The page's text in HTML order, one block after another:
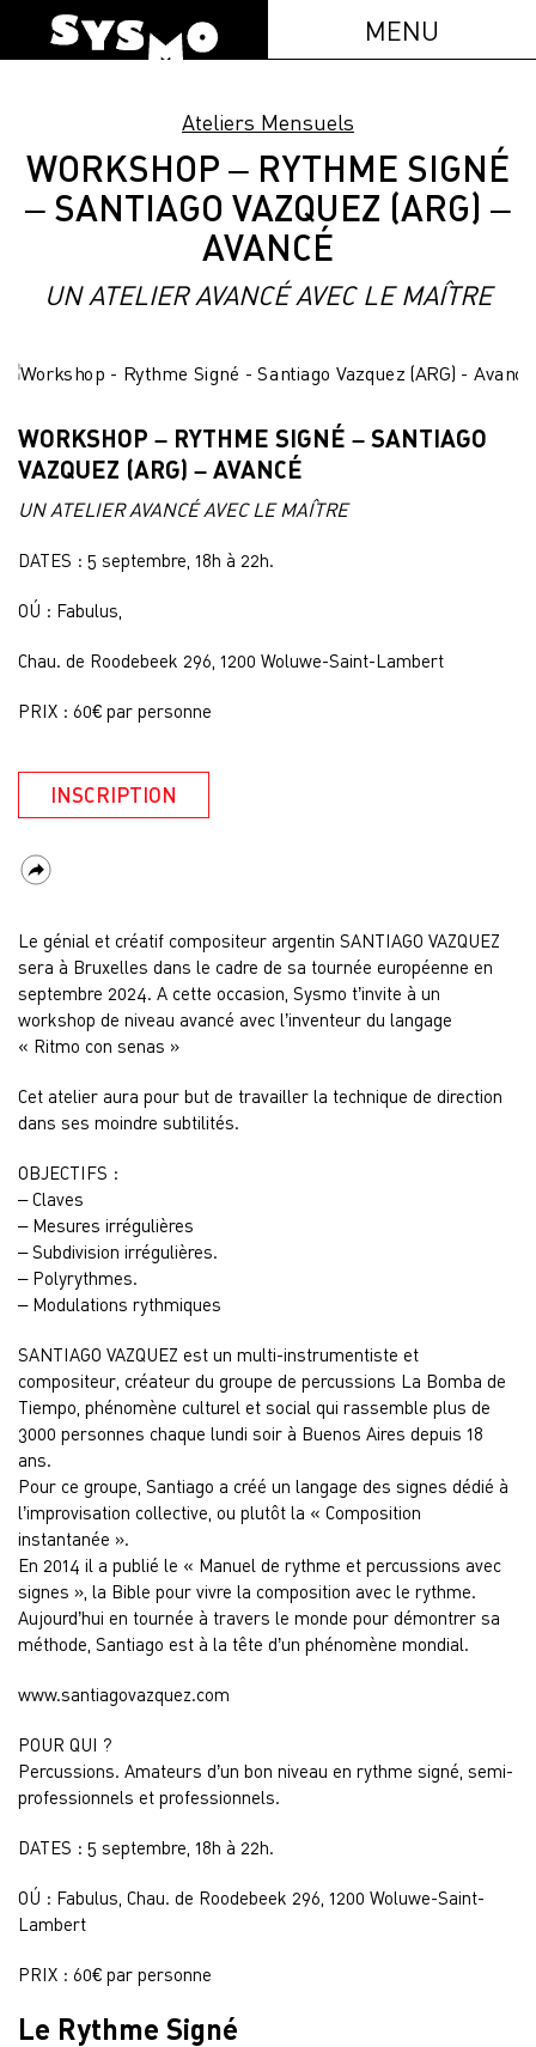
MENU
Ateliers Mensuels
WORKSHOP – RYTHME SIGNÉ
– SANTIAGO VAZQUEZ (ARG) –
AVANCÉ
UN ATELIER AVANCÉ AVEC LE MAÎTRE
WORKSHOP – RYTHME SIGNÉ – SANTIAGO
VAZQUEZ (ARG) – AVANCÉ
UN ATELIER AVANCÉ AVEC LE MAÎTRE
DATES : 5 septembre, 18h à 22h.
OÚ : Fabulus,
Chau. de Roodebeek 296, 1200 Woluwe-Saint-Lambert
PRIX : 60€ par personne
INSCRIPTION
Le génial et créatif compositeur argentin SANTIAGO VAZQUEZ
sera à Bruxelles dans le cadre de sa tournée européenne en
septembre 2024. A cette occasion, Sysmo t’invite à un
workshop de niveau avancé avec l’inventeur du langage
« Ritmo con senas »
Cet atelier aura pour but de travailler la technique de direction
dans ses moindre subtilités.
OBJECTIFS :
– Claves
– Mesures irrégulières
– Subdivision irrégulières.
– Polyrythmes.
– Modulations rythmiques
SANTIAGO VAZQUEZ est un multi-instrumentiste et
compositeur, créateur du groupe de percussions La Bomba de
Tiempo, phénomène culturel et social qui rassemble plus de
3000 personnes chaque lundi soir à Buenos Aires depuis 18
ans.
Pour ce groupe, Santiago a créé un langage des signes dédié à
l’improvisation collective, ou plutôt la « Composition
instantanée ».
En 2014 il a publié le « Manuel de rythme et percussions avec
signes », la Bible pour vivre la composition avec le rythme.
Aujourd’hui en tournée à travers le monde pour démontrer sa
méthode, Santiago est à la tête d’un phénomène mondial.
www.santiagovazquez.com
POUR QUI ?
Percussions. Amateurs d’un bon niveau en rythme signé, semi-
professionnels et professionnels.
DATES : 5 septembre, 18h à 22h.
OÚ : Fabulus, Chau. de Roodebeek 296, 1200 Woluwe-Saint-
Lambert
PRIX : 60€ par personne
Le Rythme Signé